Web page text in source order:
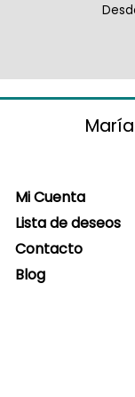
Mi Cuenta
Lista de deseos
Contacto
Blog